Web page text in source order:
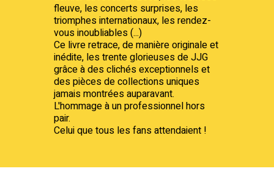
fleuve, les concerts surprises, les
triomphes internationaux, les rendez-
vous inoubliables (...)
Ce livre retrace, de manière originale et
inédite, les trente glorieuses de JJG
grâce à des clichés exceptionnels et
des pièces de collections uniques
jamais montrées auparavant.
L'hommage à un professionnel hors
pair.
Celui que tous les fans attendaient !